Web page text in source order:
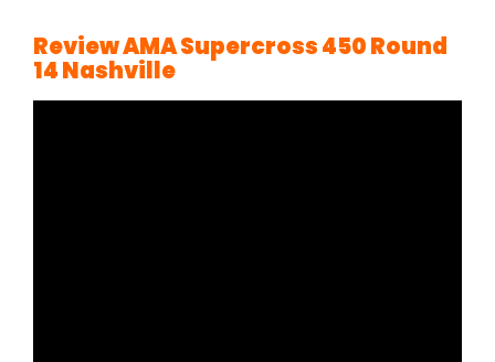
Review AMA Supercross 450 Round
14 Nashville